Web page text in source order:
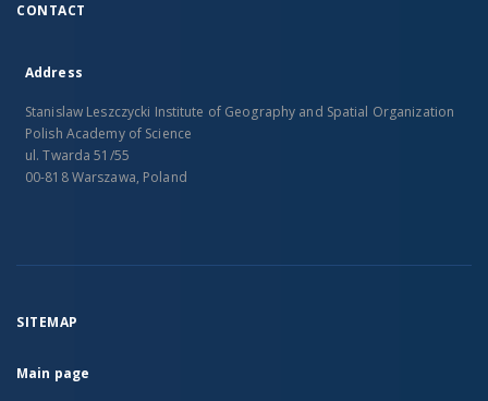
CONTACT
Address
Stanislaw Leszczycki Institute of Geography and Spatial Organization
Polish Academy of Science
ul. Twarda 51/55
00-818 Warszawa, Poland
SITEMAP
Main page